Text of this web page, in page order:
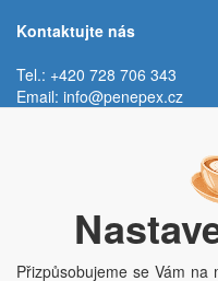
Kontaktujte nás
Tel.: +420 728 706 343
Email: info@penepex.cz
Trávník 2076, 686 03 Staré
Přizpůsobujeme se Vám